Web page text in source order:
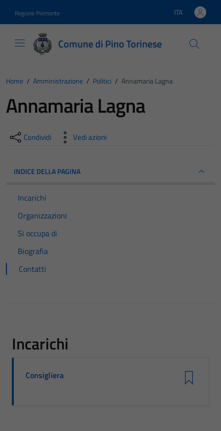
Regione Piemonte Lingua attiva:
ITA
Comune di Pino Torinese
Home / Amministrazione / Politici / Annamaria Lagna
Annamaria Lagna
Condividi Vedi azioni
INDICE DELLA PAGINA
Incarichi
Organizzazioni
Si occupa di
Biografia
Contatti
Incarichi
Consigliera